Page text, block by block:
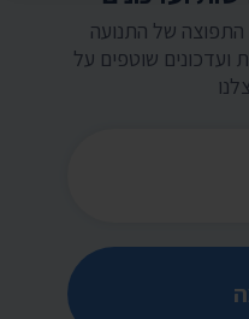
של התנועה
שוטפים על